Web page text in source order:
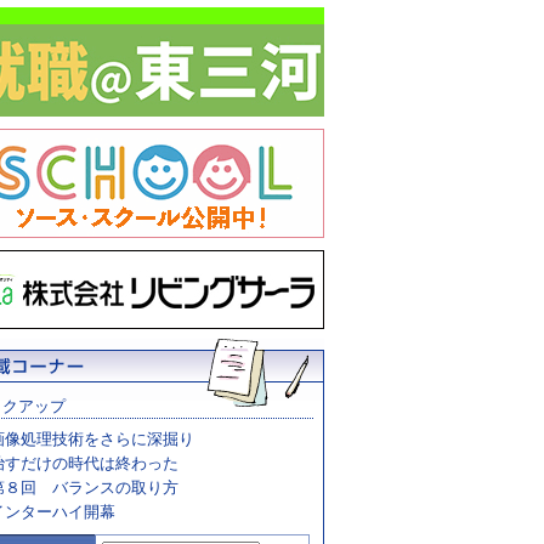
アップ
像処理技術をさらに深掘り
すだけの時代は終わった
８回 バランスの取り方
ンターハイ開幕